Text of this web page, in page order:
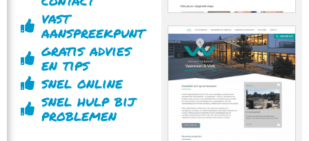
vast
aanspreekpunt
gratis advies
en tips
snel online
snel hulp bij
problemen